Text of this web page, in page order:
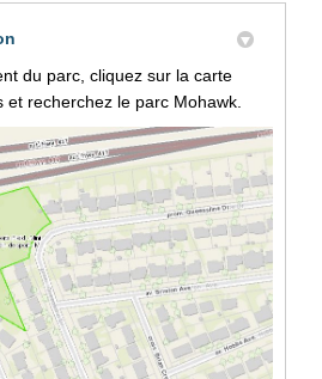
du parc, cliquez sur la carte
recherchez le parc Mohawk.